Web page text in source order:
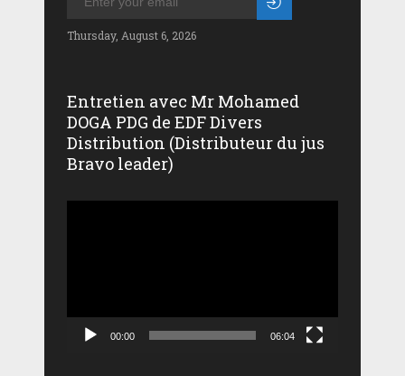
Thursday, August 6, 2026
Entretien avec Mr Mohamed
DOGA PDG de EDF Divers
Distribution (Distributeur du jus
Bravo leader)
00:00 06:04